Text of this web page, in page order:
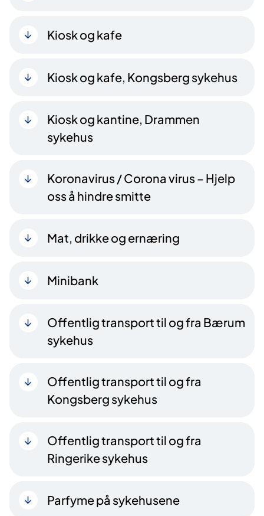
Kiosk og kafe
Kiosk og kafe, Kongsberg sykehus
Kiosk og kantine, Drammen
sykehus
Koronavirus / Corona virus – Hjelp
oss å hindre smitte
Mat, drikke og ernæring
Minibank
Offentlig transport til og fra Bærum
sykehus
Offentlig transport til og fra
Kongsberg sykehus
Offentlig transport til og fra
Ringerike sykehus
Parfyme på sykehusene